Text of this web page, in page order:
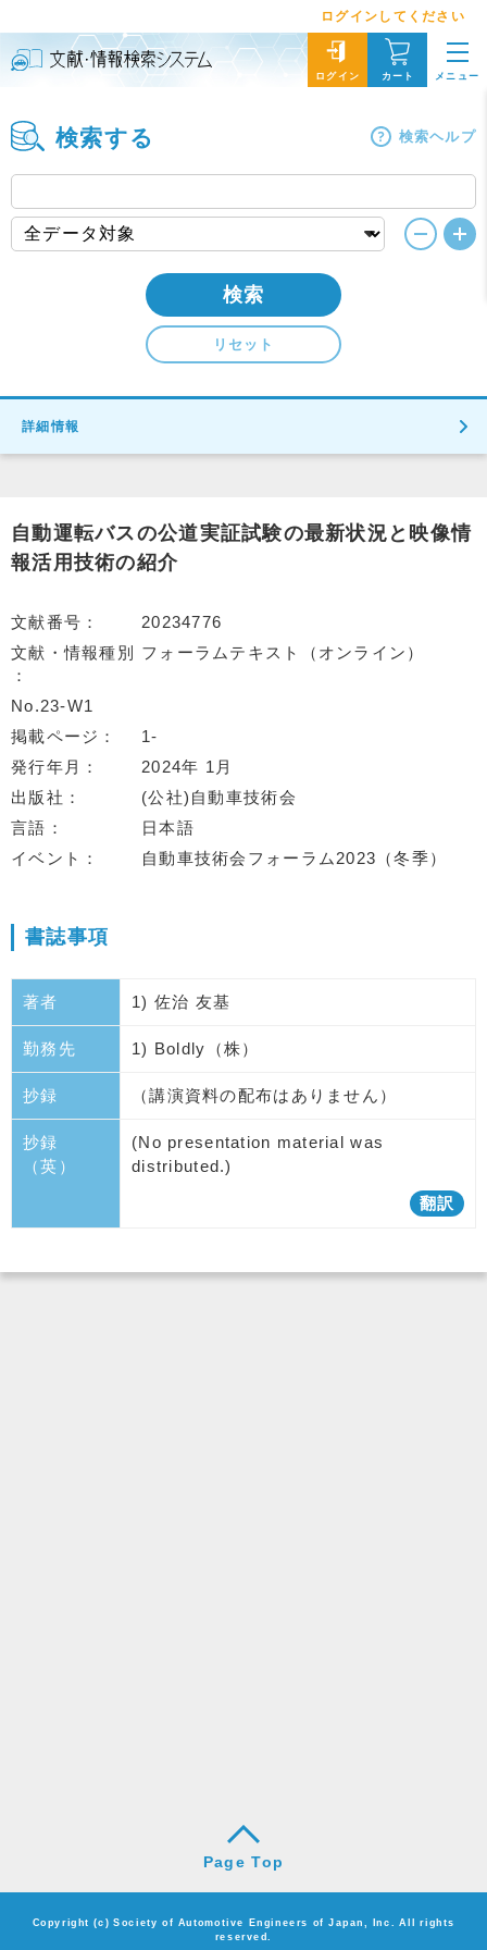
ログインしてください
ログイン カート メニュー
検索する 検索ヘルプ
検索
リセット
詳細情報
自動運転バスの公道実証試験の最新状況と映像情
報活用技術の紹介
文献番号
20234776
文献・情報種別
フォーラムテキスト（オンライン）
No.23-W1
掲載ページ
1-
発行年月
2024年 1月
出版社
(公社)自動車技術会
言語
日本語
イベント
自動車技術会フォーラム2023（冬季）
書誌事項
著者 1) 佐治 友基
勤務先 1) Boldly（株）
抄録 （講演資料の配布はありません）
抄録
（英）
(No presentation material was
distributed.)
翻訳
Page Top
Copyright (c) Society of Automotive Engineers of Japan, Inc. All rights
reserved.